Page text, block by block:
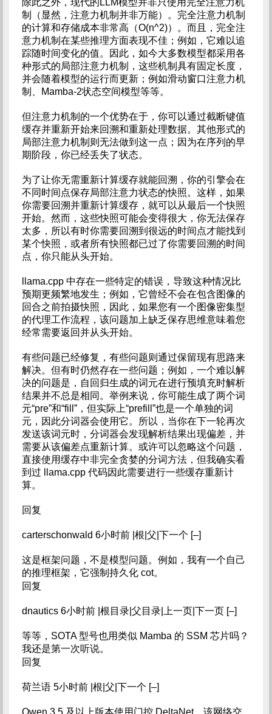
除此之外，现代的LLM模型并非只使用完全注意力机
制（显然，注意力机制并非万能）。完全注意力机制
的计算和存储成本非常高（O(n^2)）。而且，完全注
意力机制在某些推理方面表现不佳；例如，它难以追
踪随时间变化的值。因此，如今大多数模型都采用各
种形式的局部注意力机制，这些机制具有固定长度，
并会随着模型的运行而更新；例如滑动窗口注意力机
制、Mamba-2状态空间模型等等。
但注意力机制的一个优势在于，你可以通过截断键值
缓存并重新开始来回溯和重新处理数据。其他形式的
局部注意力机制则无法做到这一点；因为在序列的早
期阶段，你已经丢失了状态。
为了让你无需重新计算缓存就能回溯，你的引擎会在
不同时间点保存局部注意力状态的快照。这样，如果
你需要回溯并重新计算缓存，就可以从最后一个快照
开始。然而，这些快照可能会变得很大，你无法保存
太多，所以有时你需要回溯到很远的时间点才能找到
某个快照，或者所有快照都已过了你需要回溯的时间
点，你只能从头开始。
llama.cpp 中存在一些特定的错误，导致这种情况比
预期更频繁地发生；例如，它曾经不会在包含图像的
回合之前拍摄快照，因此，如果您有一个图像密集型
的代理工作流程，该问题加上缺乏保存思维意味着您
经常需要返回并从头开始。
有些问题已经修复，有些问题则通过保留现有思路来
解决。但有时仍然存在一些问题；例如，一个难以解
决的问题是，自回归生成的词元在进行预填充时解析
结果并不总是相同。举例来说，你可能生成了两个词
元“pre”和“fill”，但实际上“prefill”也是一个单独的词
元，因此分词器会使用它。所以，当你在下一轮再次
发送该词元时，分词器会发现解析结果出现偏差，并
需要从该偏差点重新计算。或许可以忽略这个问题，
直接使用缓存中非完全贪婪的分词方法，但我确实看
到过 llama.cpp 代码因此需要进行一些缓存重新计
算。
回复
carterschonwald 6小时前 |根|父|下一个 [–]
这是框架问题，不是模型问题。例如，我有一个自己
的推理框架，它强制持久化 cot。
回复
dnautics 6小时前 |根目录|父目录|上一页|下一页 [–]
等等，SOTA 型号也用类似 Mamba 的 SSM 芯片吗？
我还是第一次听说。
回复
荷兰语 5小时前 |根|父|下一个 [–]
Qwen 3.5 及以上版本使用门控 DeltaNet，该网络交